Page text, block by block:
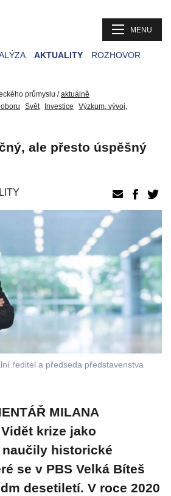
MENU
AKTUALITY
ROZHOVOR
průmyslu /aktuálně
Svět Investice
Výzkum, vývoj,
ale přesto úspěšný
ředitel a předseda představenstva
MILANA
krize jako
historické
se v PBS Velká Bíteš
desetiletí. V roce 2020